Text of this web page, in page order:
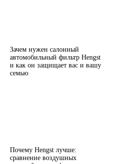
Зачем нужен салонный
автомобильный фильтр Hengst
и как он защищает вас и вашу
семью
Почему Hengst лучше:
сравнение воздушных